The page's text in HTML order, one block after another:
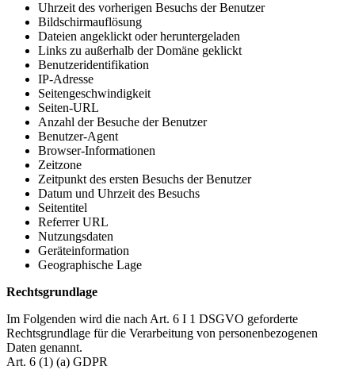
Uhrzeit des vorherigen Besuchs der Benutzer
Bildschirmauflösung
Dateien angeklickt oder heruntergeladen
Links zu außerhalb der Domäne geklickt
Benutzeridentifikation
IP-Adresse
Seitengeschwindigkeit
Seiten-URL
Anzahl der Besuche der Benutzer
Benutzer-Agent
Browser-Informationen
Zeitzone
Zeitpunkt des ersten Besuchs der Benutzer
Datum und Uhrzeit des Besuchs
Seitentitel
Referrer URL
Nutzungsdaten
Geräteinformation
Geographische Lage
Rechtsgrundlage
Im Folgenden wird die nach Art. 6 I 1 DSGVO geforderte
Rechtsgrundlage für die Verarbeitung von personenbezogenen
Daten genannt.
Art. 6 (1) (a) GDPR